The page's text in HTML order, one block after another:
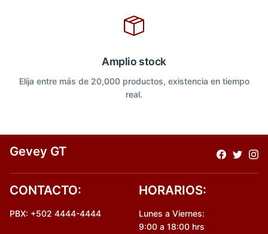
Amplio stock
Elija entre más de 20,000 productos, existencia en tiempo
real.
Gevey GT
CONTACTO:
PBX: +502 4444-4444
HORARIOS:
Lunes a Viernes:
9:00 a 18:00 hrs